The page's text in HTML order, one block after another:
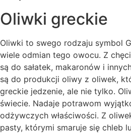
Oliwki greckie
Oliwki to swego rodzaju symbol
wiele odmian tego owocu. Z
są do sałatek, makaronów i
są do produkcji oliwy z oliwek,
greckie jedzenie, ale nie tylko.
świecie. Nadaje potrawom
odżywczych właściwości. Z
pasty, którymi smaruje się chleb